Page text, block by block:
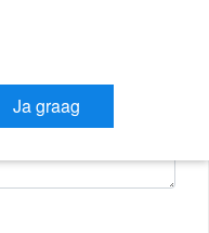
in contact met de
Ja graag